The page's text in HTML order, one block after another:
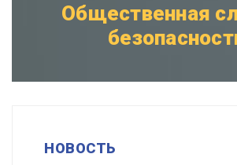
Общественная
НОВОСТЬ